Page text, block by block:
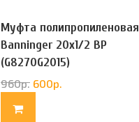
Муфта полипропиленовая
Banninger 20х1/2 ВР
(G8270G2015)
960р. 600р.